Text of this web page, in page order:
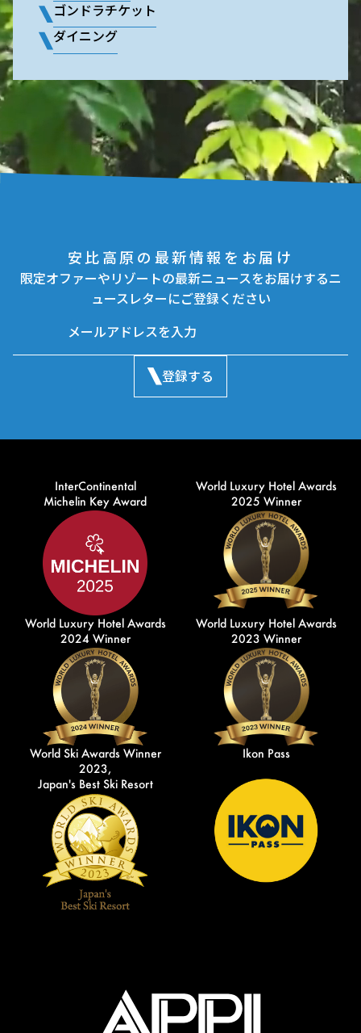
ゴンドラチケット
ダイニング
安比高原の最新情報をお届け
限定オファーやリゾートの最新ニュースをお届けするニ
ュースレターにご登録ください
登録する
InterContinental
Michelin Key Award
World Luxury Hotel Awards
2025 Winner
World Luxury Hotel Awards
2024 Winner
World Luxury Hotel Awards
2023 Winner
World Ski Awards Winner
2023,
Japan's Best Ski Resort
Ikon Pass